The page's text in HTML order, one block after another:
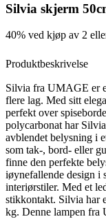
Silvia skjerm
40% ved kjøp av 2
Produktbeskrivelse
Silvia fra UMAGE er
flere lag. Med sitt
perfekt over
polycarbonat har
avblendet belysning i
som tak-, bord- eller
finne den perfekte
iøynefallende design i
interiørstiler. Med et
stikkontakt. Silvia har
kg. Denne lampen fra